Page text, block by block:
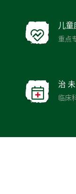
儿童
重点
治
临床